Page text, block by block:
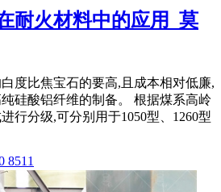
耐火材料中的应用_莫
度比焦宝石的要高,且成本相对低廉,
硅酸铝纤维的制备。 根据煤系高岭
行分级,可分别用于1050型、1260型
8511